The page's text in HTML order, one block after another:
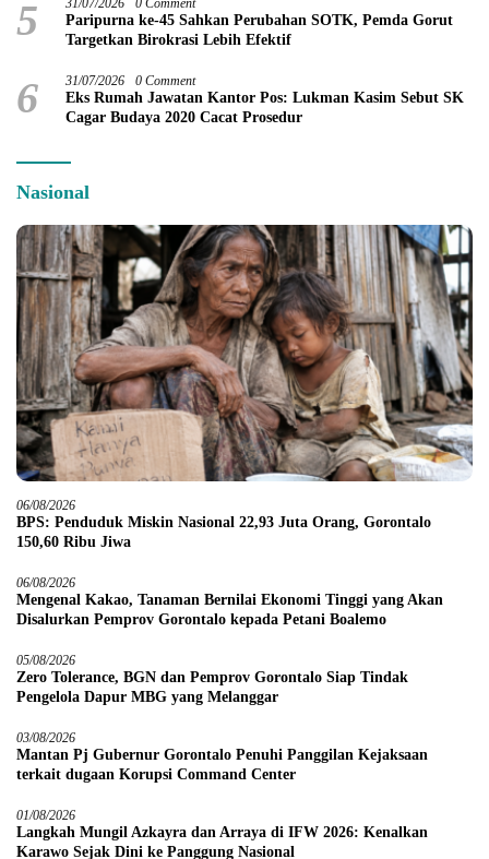
5 31/07/2026 0 Comment
Paripurna ke-45 Sahkan Perubahan SOTK, Pemda Gorut
Targetkan Birokrasi Lebih Efektif
6 31/07/2026 0 Comment
Eks Rumah Jawatan Kantor Pos: Lukman Kasim Sebut SK
Cagar Budaya 2020 Cacat Prosedur
Nasional
06/08/2026
BPS: Penduduk Miskin Nasional 22,93 Juta Orang, Gorontalo
150,60 Ribu Jiwa
06/08/2026
Mengenal Kakao, Tanaman Bernilai Ekonomi Tinggi yang Akan
Disalurkan Pemprov Gorontalo kepada Petani Boalemo
05/08/2026
Zero Tolerance, BGN dan Pemprov Gorontalo Siap Tindak
Pengelola Dapur MBG yang Melanggar
03/08/2026
Mantan Pj Gubernur Gorontalo Penuhi Panggilan Kejaksaan
terkait dugaan Korupsi Command Center
01/08/2026
Langkah Mungil Azkayra dan Arraya di IFW 2026: Kenalkan
Karawo Sejak Dini ke Panggung Nasional